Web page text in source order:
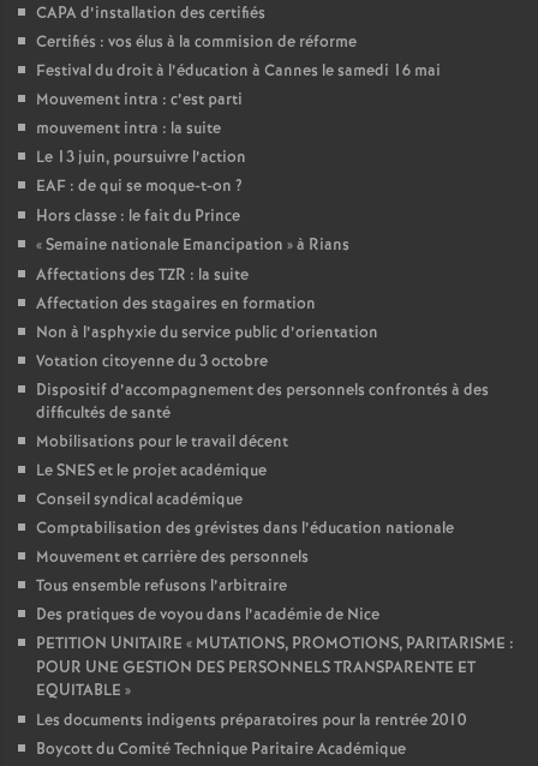
CAPA d’installation des certifiés
Certifiés : vos élus à la commision de réforme
Festival du droit à l’éducation à Cannes le samedi 16 mai
Mouvement intra : c’est parti
mouvement intra : la suite
Le 13 juin, poursuivre l’action
EAF : de qui se moque-t-on ?
Hors classe : le fait du Prince
«Semaine nationale Emancipation » à Rians
Affectations des TZR : la suite
Affectation des stagaires en formation
Non à l’asphyxie du service public d’orientation
Votation citoyenne du 3 octobre
Dispositif d’accompagnement des personnels confrontés à des
difficultés de santé
Mobilisations pour le travail décent
Le SNES et le projet académique
Conseil syndical académique
Comptabilisation des grévistes dans l’éducation nationale
Mouvement et carrière des personnels
Tous ensemble refusons l’arbitraire
Des pratiques de voyou dans l’académie de Nice
PETITION UNITAIRE « MUTATIONS, PROMOTIONS, PARITARISME :
POUR UNE GESTION DES PERSONNELS TRANSPARENTE ET
EQUITABLE »
Les documents indigents préparatoires pour la rentrée 2010
Boycott du Comité Technique Paritaire Académique